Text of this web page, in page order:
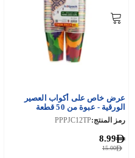
عرض خاص على أكواب العصير
الورقية - عبوة من 50 قطعة
رمز المنتج:PPPJC12TP
15.00
8.99